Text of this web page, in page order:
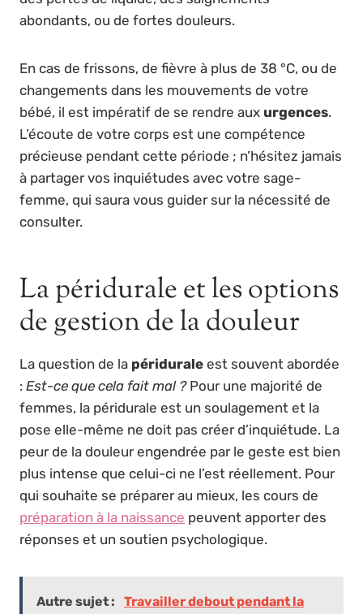
abondants, ou de fortes douleurs.
En cas de frissons, de fièvre à plus de 38 °C, ou de
changements dans les mouvements de votre
bébé, il est impératif de se rendre aux urgences.
L’écoute de votre corps est une compétence
précieuse pendant cette période ; n’hésitez jamais
à partager vos inquiétudes avec votre sage-
femme, qui saura vous guider sur la nécessité de
consulter.
La péridurale et les options
de gestion de la douleur
La question de la péridurale est souvent abordée
: Est-ce que cela fait mal ?Pour une majorité de
femmes, la péridurale est un soulagement et la
pose elle-même ne doit pas créer d’inquiétude. La
peur de la douleur engendrée par le geste est bien
plus intense que celui-ci ne l’est réellement. Pour
qui souhaite se préparer au mieux, les cours de
préparation à la naissance peuvent apporter des
réponses et un soutien psychologique.
Autre sujet :
Travailler debout pendant la